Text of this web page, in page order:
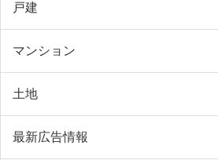
戸建
マンション
土地
最新広告情報